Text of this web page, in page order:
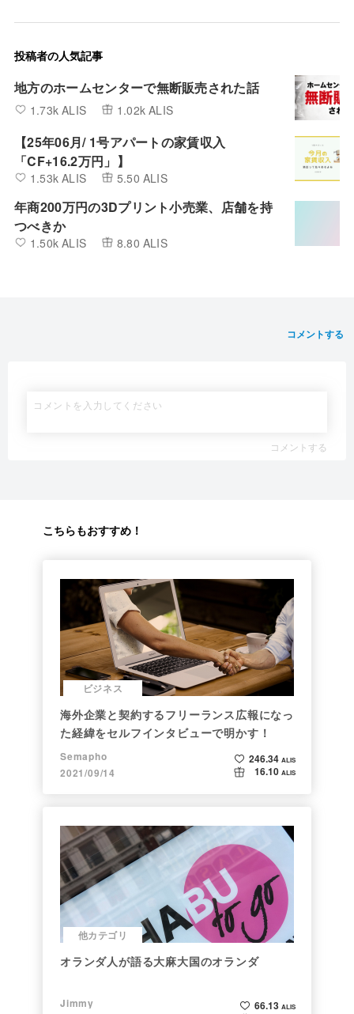
投稿者の人気記事
地方のホームセンターで無断販売された話
1.73k ALIS 1.02k ALIS
【25年06月/ 1号アパートの家賃収入
「CF+16.2万円」】
1.53k ALIS 5.50 ALIS
年商200万円の3Dプリント小売業、店舗を持
つべきか
1.50k ALIS 8.80 ALIS
コメントする
コメントする
こちらもおすすめ！
ビジネス
海外企業と契約するフリーランス広報になっ
た経緯をセルフインタビューで明かす！
Semapho
2021/09/14
246.34 ALIS
16.10 ALIS
他カテゴリ
オランダ人が語る大麻大国のオランダ
Jimmy
66.13 ALIS